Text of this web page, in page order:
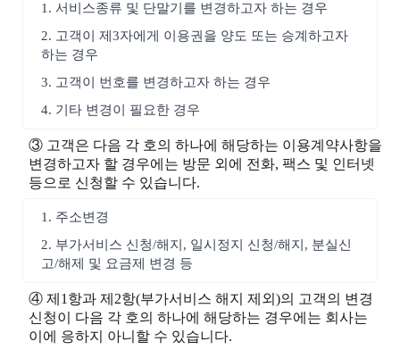
1. 서비스종류 및 단말기를 변경하고자 하는 경우
2. 고객이 제3자에게 이용권을 양도 또는 승계하고자
하는 경우
3. 고객이 번호를 변경하고자 하는 경우
4. 기타 변경이 필요한 경우
③ 고객은 다음 각 호의 하나에 해당하는 이용계약사항을
변경하고자 할 경우에는 방문 외에 전화, 팩스 및 인터넷
등으로 신청할 수 있습니다.
1. 주소변경
2. 부가서비스 신청/해지, 일시정지 신청/해지, 분실신
고/해제 및 요금제 변경 등
④ 제1항과 제2항(부가서비스 해지 제외)의 고객의 변경
신청이 다음 각 호의 하나에 해당하는 경우에는 회사는
이에 응하지 아니할 수 있습니다.